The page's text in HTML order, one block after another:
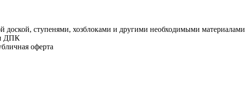
доской, ступенями, хозблоками и другими необходимыми
ДПК
оферта